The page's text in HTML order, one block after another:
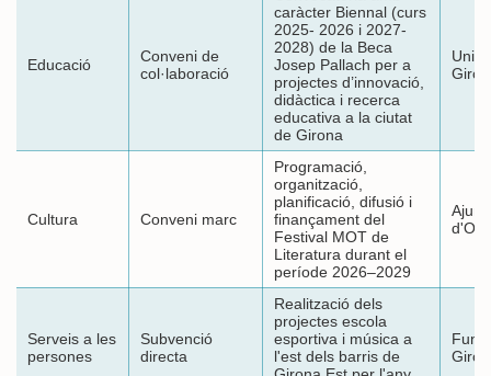
Educació
Conveni de
col·laboració
caràcter Biennal (curs
2025- 2026 i 2027-
2028) de la Beca
Josep Pallach per a
projectes d’innovació,
didàctica i recerca
educativa a la ciutat
de Girona
Cultura Conveni marc
Programació,
organització,
planificació, difusió i
finançament del
Festival MOT de
Literatura durant el
període 2026–2029
d'Olot
Serveis a les
persones
Subvenció
directa
Realització dels
projectes escola
esportiva i música a
l'est dels barris de